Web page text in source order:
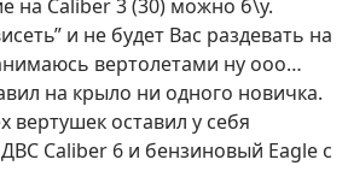
на Caliber 3 (30) можно б\у.
и не будет Вас раздевать на
вертолетами ну ооо…
на крыло ни одного новичка.
вертушек оставил у себя
Caliber 6 и бензиновый Eagle с